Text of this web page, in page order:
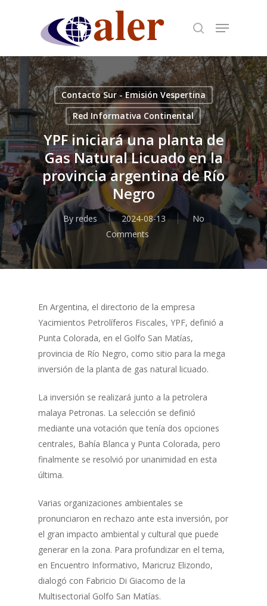
content
Contacto Sur - Emisión Vespertina
Red Informativa Continental
YPF iniciará una planta de
Gas Natural Licuado en la
provincia argentina de Río
Negro
By redes 2024-08-13
No
Comments
En Argentina, el directorio de la empresa
Yacimientos Petrolíferos Fiscales, YPF, definió a
Punta Colorada, en el Golfo San Matías,
provincia de Río Negro, como sitio para la mega
inversión de la planta de gas natural licuado.
La inversión se realizará junto a la petrolera
malaya Petronas. La selección se definió
mediante una votación que tenía dos opciones
centrales, Bahía Blanca y Punta Colorada, pero
finalmente se resolvió por unanimidad en esta
última.
Varias organizaciones ambientales se
pronunciaron en rechazo ante esta inversión, por
el gran impacto ambiental y cultural que puede
generar en la zona. Para profundizar en el tema,
en Encuentro Informativo, Maricruz Elizondo,
dialogó con Fabricio Di Giacomo de la
Multisectorial Golfo San Matías.